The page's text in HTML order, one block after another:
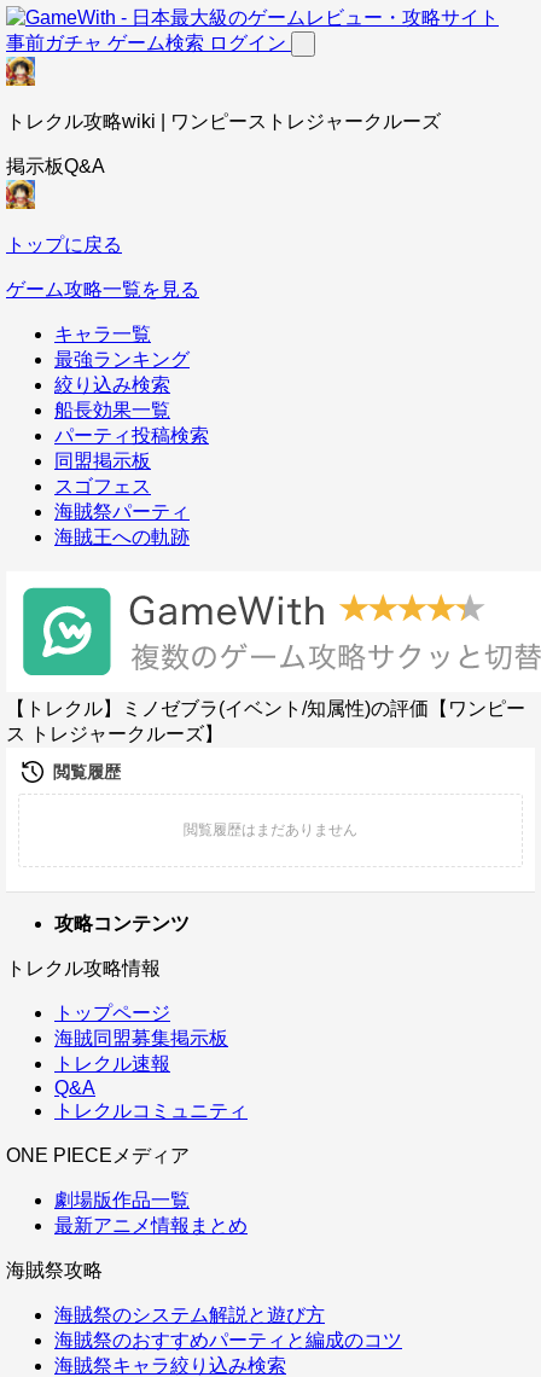
事前ガチャ ゲーム検索 ログイン
トレクル攻略wiki | ワンピーストレジャークルーズ
掲示板Q&A
トップに戻る
ゲーム攻略一覧を見る
キャラ一覧
最強ランキング
絞り込み検索
船長効果一覧
パーティ投稿検索
同盟掲示板
スゴフェス
海賊祭パーティ
海賊王への軌跡
【トレクル】ミノゼブラ(イベント/知属性)の評価【ワンピー
ス トレジャークルーズ】
攻略コンテンツ
トレクル攻略情報
トップページ
海賊同盟募集掲示板
トレクル速報
Q&A
トレクルコミュニティ
ONE PIECEメディア
劇場版作品一覧
最新アニメ情報まとめ
海賊祭攻略
海賊祭のシステム解説と遊び方
海賊祭のおすすめパーティと編成のコツ
海賊祭キャラ絞り込み検索